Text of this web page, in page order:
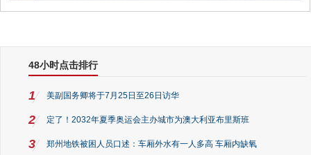
48小时点击排行
1 美副国务卿将于7月25日至26日访华
2 定了！2032年夏季奥运会主办城市为澳大利亚布里斯班
3 郑州地铁被困人员口述：车厢外水有一人多高 车厢内缺氧